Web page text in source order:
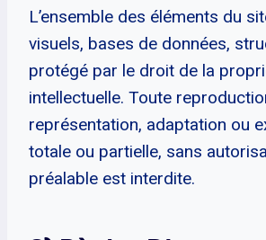
L’ensemble des éléments du
visuels, bases de données,
protégé par le droit de la
intellectuelle. Toute
représentation, adaptation ou
totale ou partielle, sans
préalable est interdite.